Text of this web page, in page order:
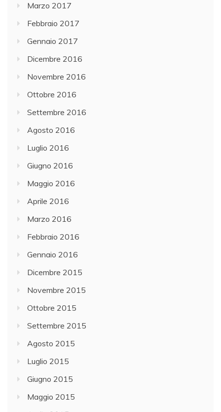
Marzo 2017
Febbraio 2017
Gennaio 2017
Dicembre 2016
Novembre 2016
Ottobre 2016
Settembre 2016
Agosto 2016
Luglio 2016
Giugno 2016
Maggio 2016
Aprile 2016
Marzo 2016
Febbraio 2016
Gennaio 2016
Dicembre 2015
Novembre 2015
Ottobre 2015
Settembre 2015
Agosto 2015
Luglio 2015
Giugno 2015
Maggio 2015